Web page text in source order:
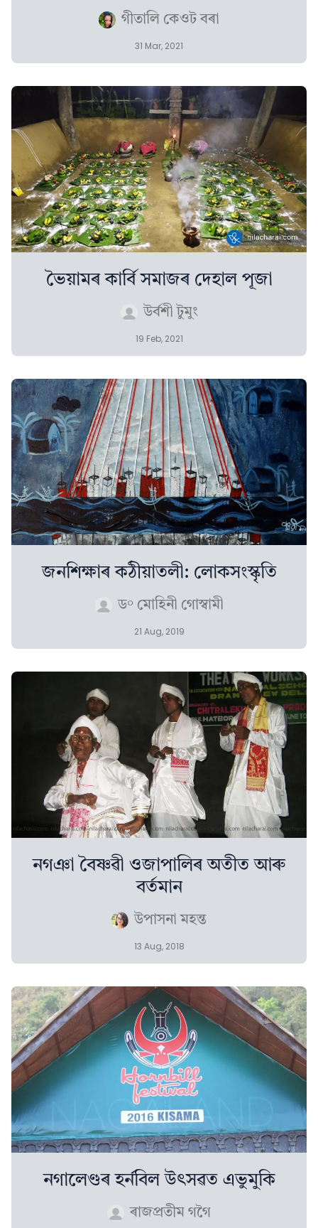
গীতালি কেওট বৰা
31 Mar, 2021
ভৈয়ামৰ কাৰ্বি সমাজৰ দেহাল পূজা
উৰ্বশী টুমুং
19 Feb, 2021
জনশিক্ষাৰ কঠীয়াতলী: লোকসংস্কৃতি
ড° মোহিনী গোস্বামী
21 Aug, 2019
নগঞা বৈষ্ণৱী ওজাপালিৰ অতীত আৰু
বৰ্তমান
উপাসনা মহন্ত
13 Aug, 2018
নগালেণ্ডৰ হৰ্নবিল উৎসৱত এভুমুকি
ৰাজপ্ৰতীম গগৈ